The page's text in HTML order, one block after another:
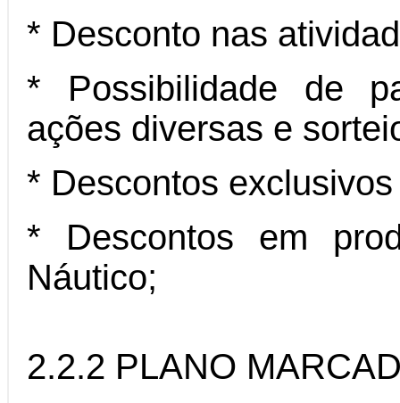
* Desconto nas
* Possibilidade de
ações diversas e
* Descontos
* Descontos em
Náutico;
2.2.2 PLANO